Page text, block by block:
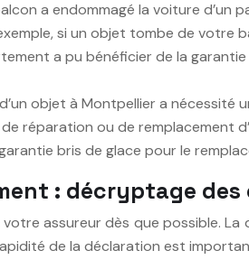
a endommagé la voiture
si un objet tombe de votre
a pu bénéficier de la
objet à Montpellier a
réparation ou de remplacement
bris de glace pour le
: décryptage
assureur dès que possible.
de la déclaration est